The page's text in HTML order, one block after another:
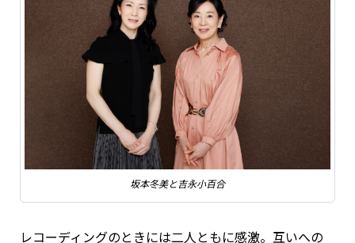
坂本冬美と吉永小百合
レコーディングのときには二人ともに感激。互いへの